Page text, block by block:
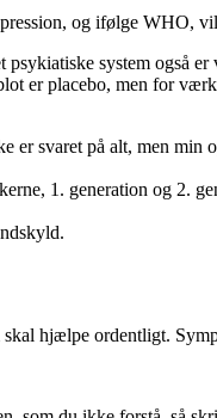
og ifølge WHO,
system
er placebo, men for
svaret på alt, men
1. generation og 2.
hjælpe ordentligt.